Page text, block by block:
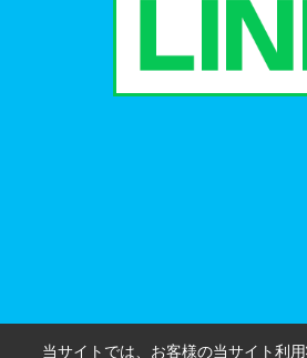
当サイトでは、お客様の当サイト利